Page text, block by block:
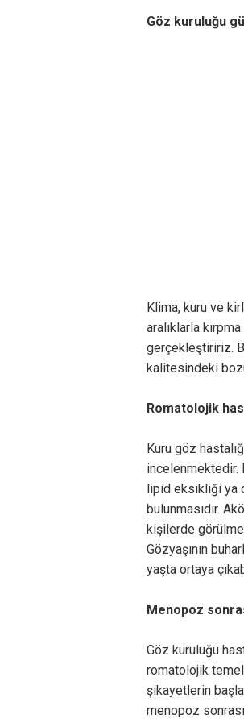
Göz kuruluğu
Klima, kuru ve
aralıklarla
gerçekleştiririz.
kalitesindeki
Romatolojik
Kuru göz
incelenmektedir.
lipid eksikliği ya
bulunmasıdır.
kişilerde
Gözyaşının
yaşta ortaya
Menopoz
Göz kuruluğu
romatolojik
şikayetlerin
menopoz